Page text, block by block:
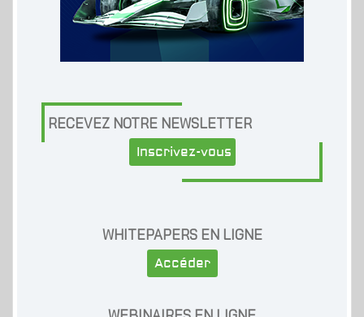
RECEVEZ NOTRE NEWSLETTER
Inscrivez-vous
WHITEPAPERS EN LIGNE
Accéder